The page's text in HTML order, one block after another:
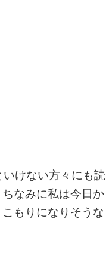
けない方々にも読
なみに私は今日か
もりになりそうな